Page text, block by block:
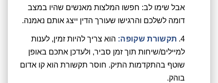
אבל שימו לב: חפשו המלצות מאנשים שהיו במצב
דומה לשלכם והרגישו שעורך הדין ייצג אותם נאמנה.
תקשורת שקופה: הוא צריך להיות זמין, לענות
למיילים/שיחות תוך זמן סביר, ולעדכן אתכם באופן
שוטף בהתקדמות התיק. חוסר תקשורת הוא קו אדום
בוהק.